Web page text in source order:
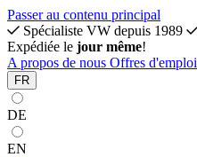
Passer au contenu principal
Spécialiste VW depuis 1989
Expédiée le jour même!
A propos de nous Offres d'emploi
FR
DE
EN